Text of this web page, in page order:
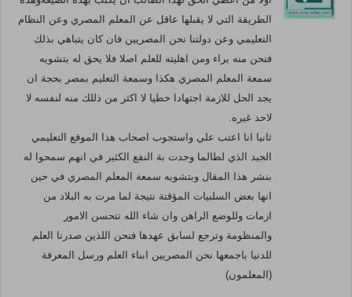
الطريقة التي لا يقبلها عاقل عن المعلم المصري وعن النظام
التعليمي وعن دولتنا نحن المصريين فان كان يتباهي بذلك
فنحن منه براء ومن اهليته للعلم اصلا فلا يحق له بتشويه
سمعة المعلم المصري هكذا وسمعة التعليم بمصر بحجة ان
يجد الحل للازمة اجتهادا خطيا لا اكثر من ذللك منه لنفسه لا
لاحد غيره.
ثانيا انا اعتب علي واستجوب اصحاب هذا الموقع التعليمي
الجيد الذي لطالما وجدت بة النفع الكثير في انهم سمحوا له
بنشر هذا المقال وبتشويه سمعة المعلم المصري في حين
انها بعض السلبيات المؤقتة نتيجة لما مرت به البلاد من
ازمات وللوضع الراهن وان شاء الله تتحسن الامور
والمنظومة وترجع لسابق عهدها فنحن اللذين صدرنا العلم
للدنيا باجمعها نحن المصريين ابناء العلم ورسل المعرفة
(المعلمون)